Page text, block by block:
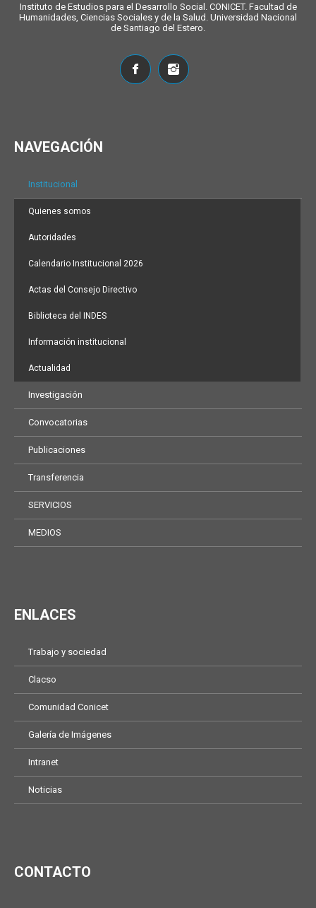
Instituto de Estudios para el Desarrollo Social. CONICET. Facultad de
Humanidades, Ciencias Sociales y de la Salud. Universidad Nacional
de Santiago del Estero.
NAVEGACIÓN
Institucional
Quienes somos
Autoridades
Calendario Institucional 2026
Actas del Consejo Directivo
Biblioteca del INDES
Información institucional
Actualidad
Investigación
Convocatorias
Publicaciones
Transferencia
SERVICIOS
MEDIOS
ENLACES
Trabajo y sociedad
Clacso
Comunidad Conicet
Galería de Imágenes
Intranet
Noticias
CONTACTO